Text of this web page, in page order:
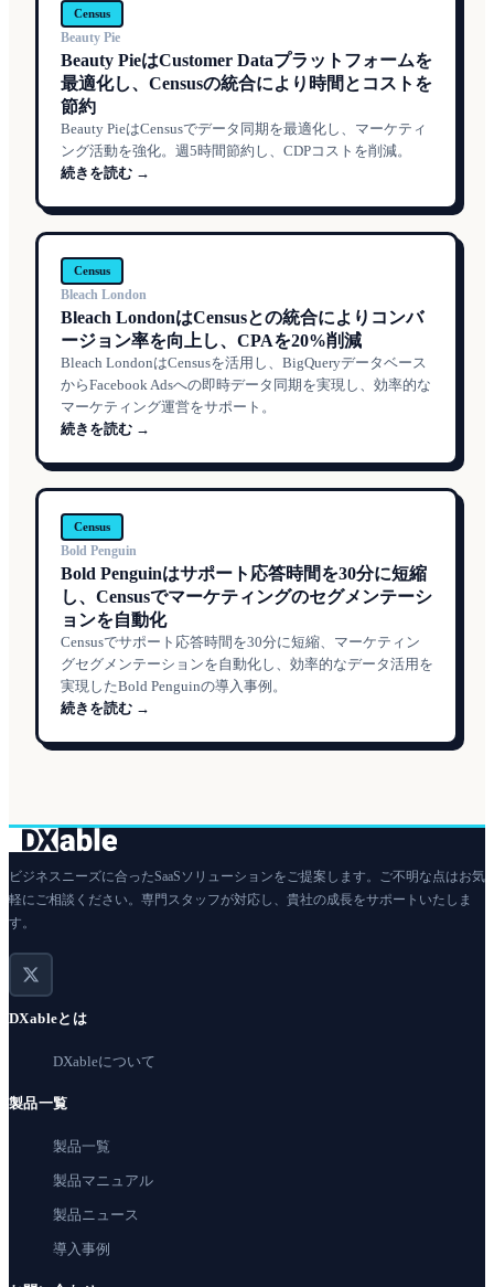
Census
Beauty Pie
Beauty PieはCustomer Dataプラットフォームを
最適化し、Censusの統合により時間とコストを
節約
Beauty PieはCensusでデータ同期を最適化し、マーケティ
ング活動を強化。週5時間節約し、CDPコストを削減。
続きを読む →
Census
Bleach London
Bleach LondonはCensusとの統合によりコンバ
ージョン率を向上し、CPAを20%削減
Bleach LondonはCensusを活用し、BigQueryデータベース
からFacebook Adsへの即時データ同期を実現し、効率的な
マーケティング運営をサポート。
続きを読む →
Census
Bold Penguin
Bold Penguinはサポート応答時間を30分に短縮
し、Censusでマーケティングのセグメンテーシ
ョンを自動化
Censusでサポート応答時間を30分に短縮、マーケティン
グセグメンテーションを自動化し、効率的なデータ活用を
実現したBold Penguinの導入事例。
続きを読む →
ビジネスニーズに合ったSaaSソリューションをご提案します。ご不明な点はお気
軽にご相談ください。専門スタッフが対応し、貴社の成長をサポートいたしま
す。
DXableとは
DXableについて
製品一覧
製品一覧
製品マニュアル
製品ニュース
導入事例